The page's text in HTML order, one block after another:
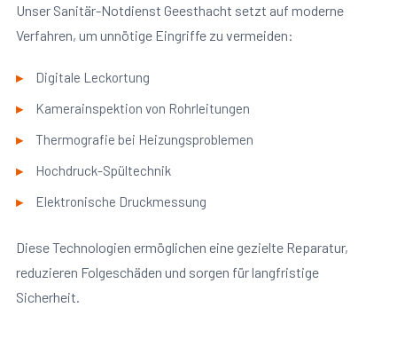
Unser Sanitär-Notdienst Geesthacht setzt auf moderne
Verfahren, um unnötige Eingriffe zu vermeiden:
Digitale Leckortung
Kamerainspektion von Rohrleitungen
Thermografie bei Heizungsproblemen
Hochdruck-Spültechnik
Elektronische Druckmessung
Diese Technologien ermöglichen eine gezielte Reparatur,
reduzieren Folgeschäden und sorgen für langfristige
Sicherheit.